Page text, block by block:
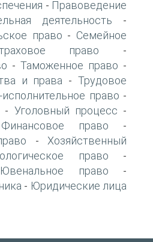
- Правоведение
деятельность -
право - Семейное
право -
- Таможенное право -
и права -Трудовое
право -
- Уголовный процесс -
Финансовое право -
- Хозяйственный
право -
Ювенальное право -
- Юридические лица